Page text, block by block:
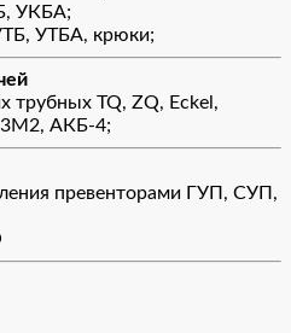
УКБА;
УТБА, крюки;
трубных TQ, ZQ, Eckel,
АКБ-4;
превенторами ГУП, СУП,